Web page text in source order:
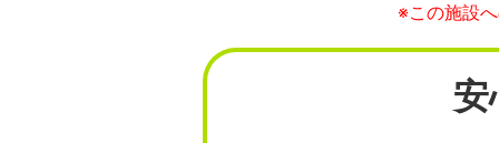
※この施設